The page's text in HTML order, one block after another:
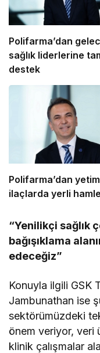
Polifarma’dan
sağlık liderlerine
destek
Polifarma’dan yetim
ilaçlarda yerli hamle
“Yenilikçi sağlık
bağışıklama
edeceğiz”
Konuyla ilgili GSK
Jambunathan ise
sektörümüzdeki
önem veriyor, veri
klinik çalışmalar